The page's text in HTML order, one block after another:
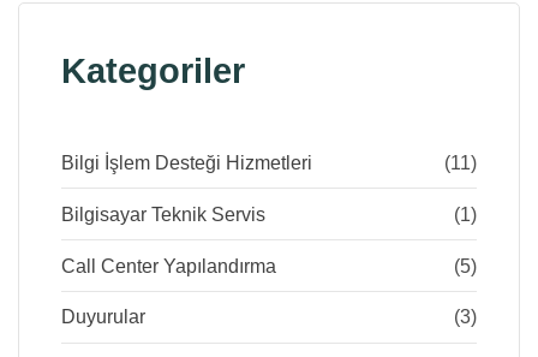
Kategoriler
Bilgi İşlem Desteği Hizmetleri (11)
Bilgisayar Teknik Servis (1)
Call Center Yapılandırma (5)
Duyurular (3)